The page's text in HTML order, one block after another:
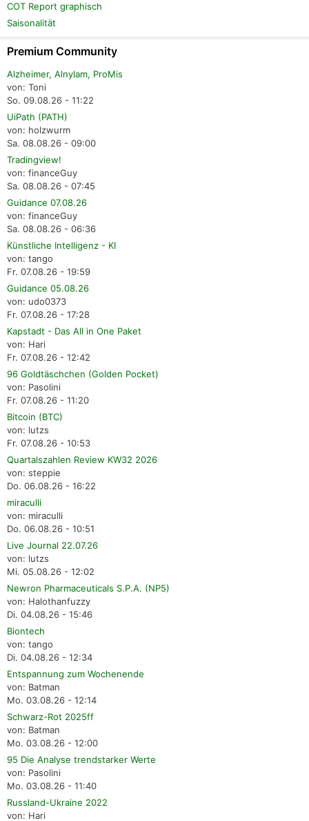
COT Report graphisch
Saisonalität
Premium Community
Alzheimer, Alnylam, ProMis
von: Toni
So. 09.08.26 - 11:22
UiPath (PATH)
von: holzwurm
Sa. 08.08.26 - 09:00
Tradingview!
von: financeGuy
Sa. 08.08.26 - 07:45
Guidance 07.08.26
von: financeGuy
Sa. 08.08.26 - 06:36
Künstliche Intelligenz - KI
von: tango
Fr. 07.08.26 - 19:59
Guidance 05.08.26
von: udo0373
Fr. 07.08.26 - 17:28
Kapstadt - Das All in One Paket
von: Hari
Fr. 07.08.26 - 12:42
96 Goldtäschchen (Golden Pocket)
von: Pasolini
Fr. 07.08.26 - 11:20
Bitcoin (BTC)
von: lutzs
Fr. 07.08.26 - 10:53
Quartalszahlen Review KW32 2026
von: steppie
Do. 06.08.26 - 16:22
miraculli
von: miraculli
Do. 06.08.26 - 10:51
Live Journal 22.07.26
von: lutzs
Mi. 05.08.26 - 12:02
Newron Pharmaceuticals S.P.A. (NP5)
von: Halothanfuzzy
Di. 04.08.26 - 15:46
Biontech
von: tango
Di. 04.08.26 - 12:34
Entspannung zum Wochenende
von: Batman
Mo. 03.08.26 - 12:14
Schwarz-Rot 2025ff
von: Batman
Mo. 03.08.26 - 12:00
95 Die Analyse trendstarker Werte
von: Pasolini
Mo. 03.08.26 - 11:40
Russland-Ukraine 2022
von: Hari